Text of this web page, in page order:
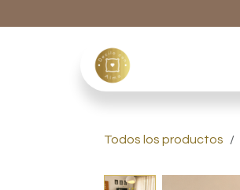
Todos los productos